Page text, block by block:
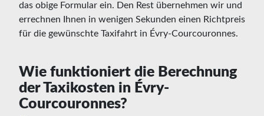
das obige Formular ein. Den Rest übernehmen wir und
errechnen Ihnen in wenigen Sekunden einen Richtpreis
für die gewünschte Taxifahrt in Évry-Courcouronnes.
Wie funktioniert die Berechnung
der Taxikosten in Évry-
Courcouronnes?